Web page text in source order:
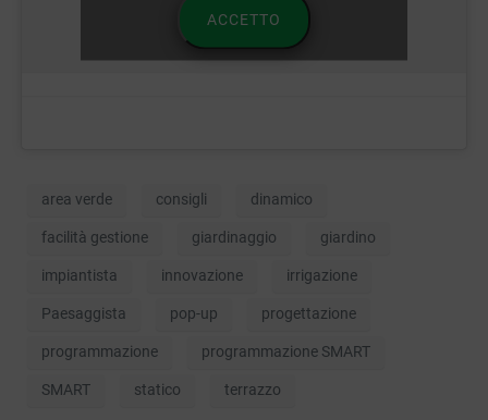
ACCETTO
area verde consigli dinamico
facilità gestione giardinaggio giardino
impiantista innovazione irrigazione
Paesaggista pop-up progettazione
programmazione programmazione SMART
SMART statico terrazzo